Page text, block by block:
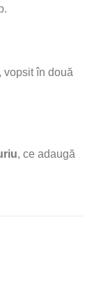
vopsit în două
, ce adaugă